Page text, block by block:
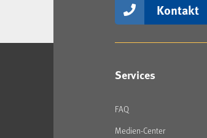
Kontakt
Services
FAQ
Medien-Center